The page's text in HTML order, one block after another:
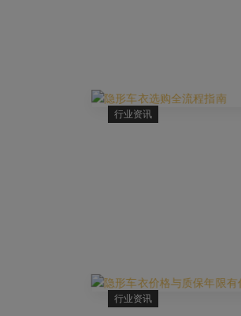
行业资讯
行业资讯